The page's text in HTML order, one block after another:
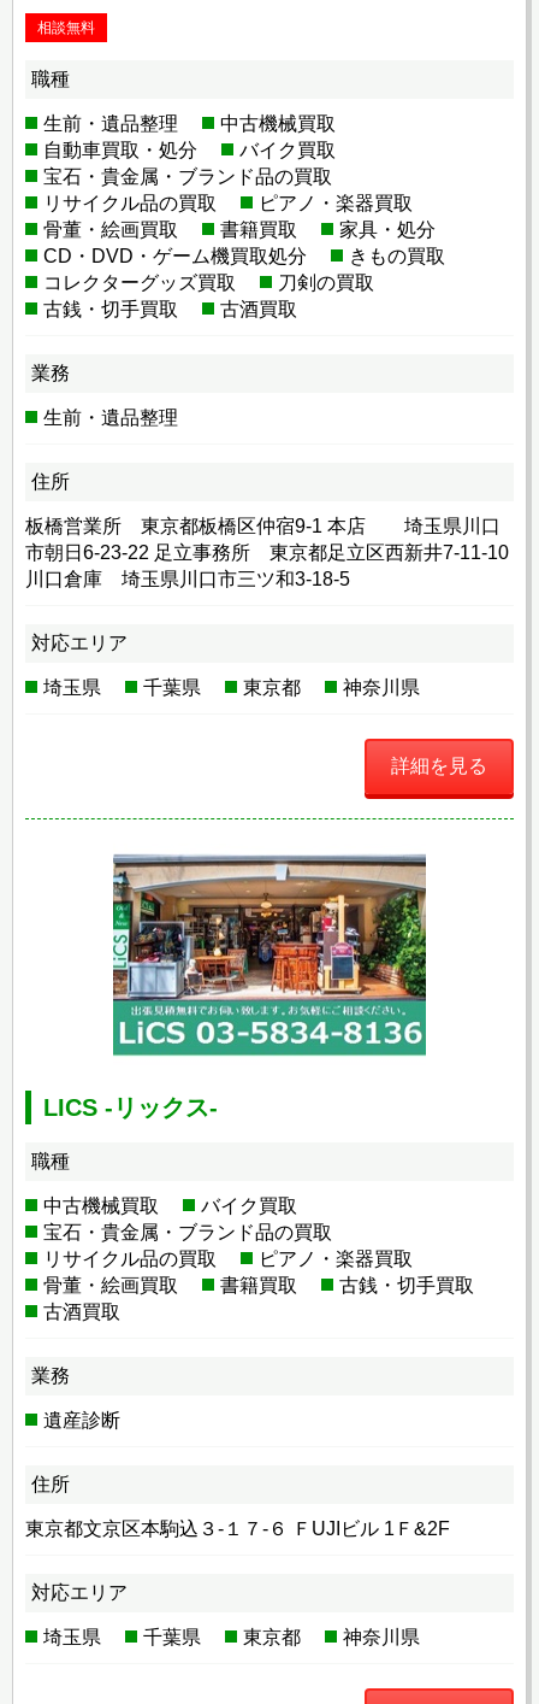
相談無料
職種
生前・遺品整理
中古機械買取
自動車買取・処分
バイク買取
宝石・貴金属・ブランド品の買取
リサイクル品の買取
ピアノ・楽器買取
骨董・絵画買取
書籍買取
家具・処分
CD・DVD・ゲーム機買取処分
きもの買取
コレクターグッズ買取
刀剣の買取
古銭・切手買取
古酒買取
業務
生前・遺品整理
住所
板橋営業所 東京都板橋区仲宿9-1 本店 埼玉県川口
市朝日6-23-22 足立事務所 東京都足立区西新井7-11-10
川口倉庫 埼玉県川口市三ツ和3-18-5
対応エリア
埼玉県 千葉県 東京都 神奈川県
詳細を見る
LICS -リックス-
職種
中古機械買取
バイク買取
宝石・貴金属・ブランド品の買取
リサイクル品の買取
ピアノ・楽器買取
骨董・絵画買取
書籍買取
古銭・切手買取
古酒買取
業務
遺産診断
住所
東京都文京区本駒込３-１７-６ ＦUJIビル 1Ｆ&2F
対応エリア
埼玉県 千葉県 東京都 神奈川県